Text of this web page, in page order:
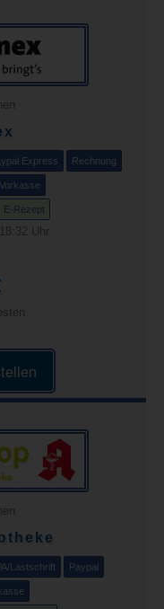
Express Rechnung
Vorkasse
E-Rezept
Uhr
Lastschrift Paypal